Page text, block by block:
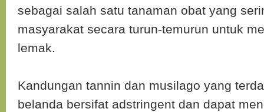
sebagai salah satu tanaman obat yang
masyarakat secara turun-temurun untuk
lemak.
Kandungan tannin dan musilago yang
belanda bersifat adstringent dan dapat